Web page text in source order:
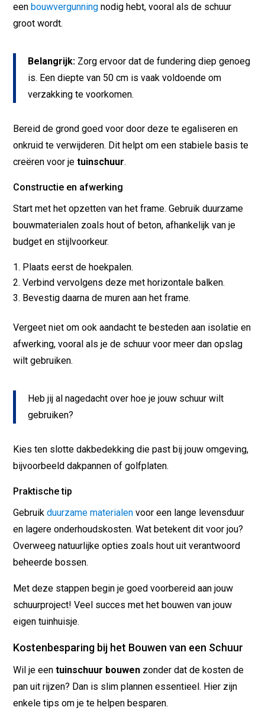
eenbouwvergunning nodig hebt, vooral als de schuur
groot wordt.
Belangrijk: Zorg ervoor dat de fundering diep genoeg
is. Een diepte van 50 cm is vaak voldoende om
verzakking te voorkomen.
Bereid de grond goed voor door deze te egaliseren en
onkruid te verwijderen. Dit helpt om een stabiele basis te
creëren voor jetuinschuur.
Constructie en afwerking
Start met het opzetten van het frame. Gebruik duurzame
bouwmaterialen zoals hout of beton, afhankelijk van je
budget en stijlvoorkeur.
Plaats eerst de hoekpalen.
Verbind vervolgens deze met horizontale balken.
Bevestig daarna de muren aan het frame.
Vergeet niet om ook aandacht te besteden aan isolatie en
afwerking, vooral als je de schuur voor meer dan opslag
wilt gebruiken.
Heb jij al nagedacht over hoe je jouw schuur wilt
gebruiken?
Kies ten slotte dakbedekking die past bij jouw omgeving,
bijvoorbeeld dakpannen of golfplaten.
Praktische tip
Gebruikduurzame materialen voor een lange levensduur
en lagere onderhoudskosten. Wat betekent dit voor jou?
Overweeg natuurlijke opties zoals hout uit verantwoord
beheerde bossen.
Met deze stappen begin je goed voorbereid aan jouw
schuurproject! Veel succes met het bouwen van jouw
eigen tuinhuisje.
Kostenbesparing bij het Bouwen van een Schuur
Wil je eentuinschuur bouwen zonder dat de kosten de
pan uit rijzen? Dan is slim plannen essentieel. Hier zijn
enkele tips om je te helpen besparen.